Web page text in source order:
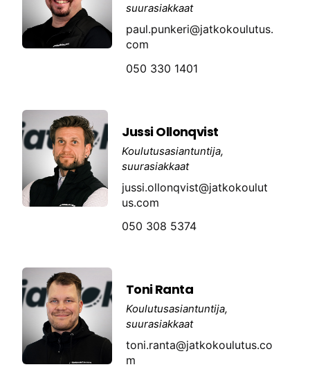
suurasiakkaat
paul.punkeri@jatkokoulutus.
com
050 330 1401
Jussi Ollonqvist
Koulutusasiantuntija,
suurasiakkaat
jussi.ollonqvist@jatkokoulut
us.com
050 308 5374
Toni Ranta
Koulutusasiantuntija,
suurasiakkaat
toni.ranta@jatkokoulutus.co
m